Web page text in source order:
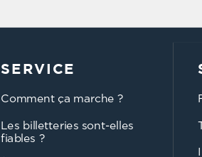
SERVICE
Comment ça marche ?
Les billetteries sont-elles
fiables ?